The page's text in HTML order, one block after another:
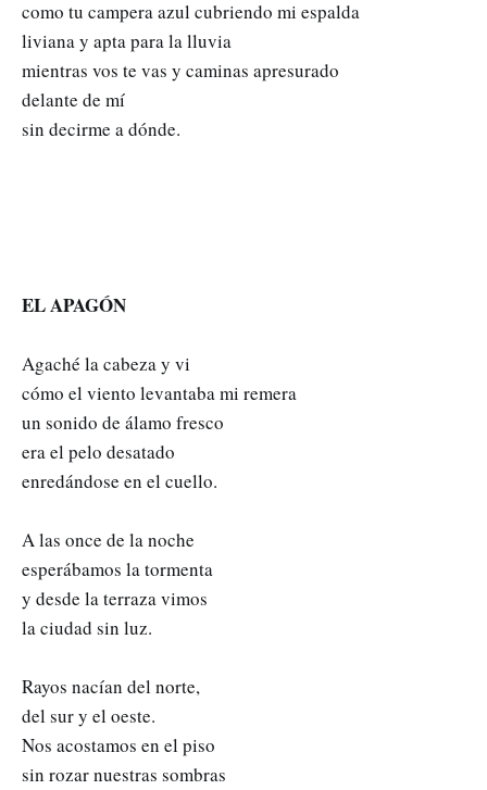
como tu campera azul cubriendo mi espalda
liviana y apta para la lluvia
mientras vos te vas y caminas apresurado
delante de mí
sin decirme a dónde.
EL APAGÓN
Agaché la cabeza y vi
cómo el viento levantaba mi remera
un sonido de álamo fresco
era el pelo desatado
enredándose en el cuello.
A las once de la noche
esperábamos la tormenta
y desde la terraza vimos
la ciudad sin luz.
Rayos nacían del norte,
del sur y el oeste.
Nos acostamos en el piso
sin rozar nuestras sombras